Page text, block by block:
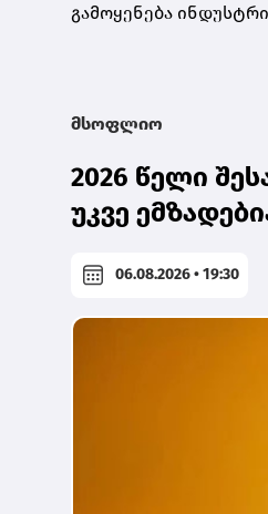
გამოყენება
მსოფლიო
2026 წელი
უკვე
06.08.2026 • 19:30